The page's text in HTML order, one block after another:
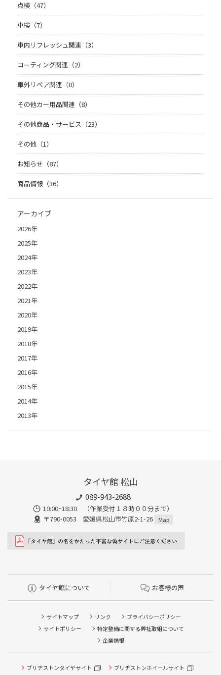
点検（47）
車検（7）
車内リフレッシュ関連（3）
コーティング関連（2）
車外リペア関連（0）
その他カー用品関連（8）
その他商品・サービス（23）
その他（1）
お知らせ（87）
商品情報（36）
アーカイブ
2026年
2025年
2024年
2023年
2022年
2021年
2020年
2019年
2018年
2017年
2016年
2015年
2014年
2013年
タイヤ館 松山
089-943-2688
10:00~18:30 （作業受付１８時００分まで）
〒790-0053 愛媛県松山市竹原2-1-26
Map
タイヤ館について お客様の声
サイトマップ リンク
プライバシーポリシー
サイトポリシー
特定整備に関する弊社取組について
企業情報
ブリヂストンタイヤサイト ブリヂストンホイールサイト
タイヤ点検・安全点検/タイヤ履き替え/オイル交換/その他